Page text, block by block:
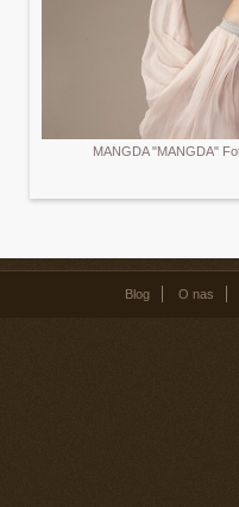
MANGDA "MANGDA"
Blog O nas